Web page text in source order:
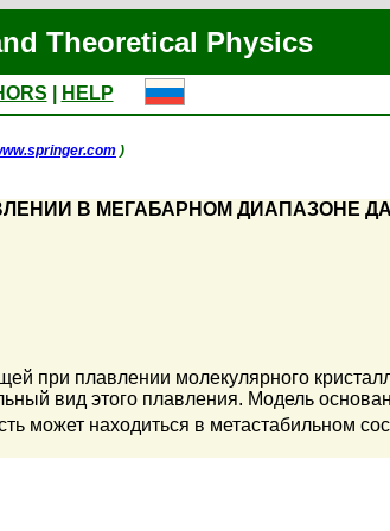
Theoretical Physics
HELP
)
В МЕГАБАРНОМ ДИАПАЗОНЕ
при плавлении молекулярного
вид этого плавления. Модель
может находиться в метастабильном